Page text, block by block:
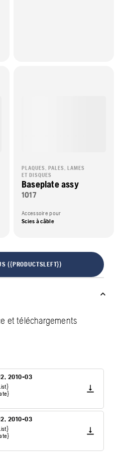
PLAQUES, PALES, LAMES
ET DISQUES
Baseplate assy
1017
Accessoire pour
Scies à câble
({PRODUCTSLEFT})
et téléchargements
2010-03
2010-03